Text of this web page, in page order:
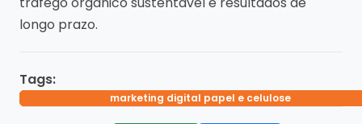
longo prazo.
Tags:
seo para indústrias
agência seo b2b
otimização de sites papel e celulose
marketing digital papel e celulose